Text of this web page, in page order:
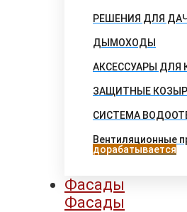
РЕШЕНИЯ ДЛЯ
ДЫМОХОДЫ
АКСЕССУАРЫ ДЛЯ
ЗАЩИТНЫЕ
СИСТЕМА
Вентиляционные
дорабатывается
Фасады
Фасады